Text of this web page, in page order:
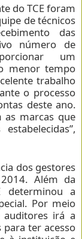
do TCE foram
de técnicos
das
número de
um
menor tempo
trabalho
o processo
deste ano.
as marcas que
dos gestores
Além da
determinou a
Por meio
auditores irá a
ter acesso